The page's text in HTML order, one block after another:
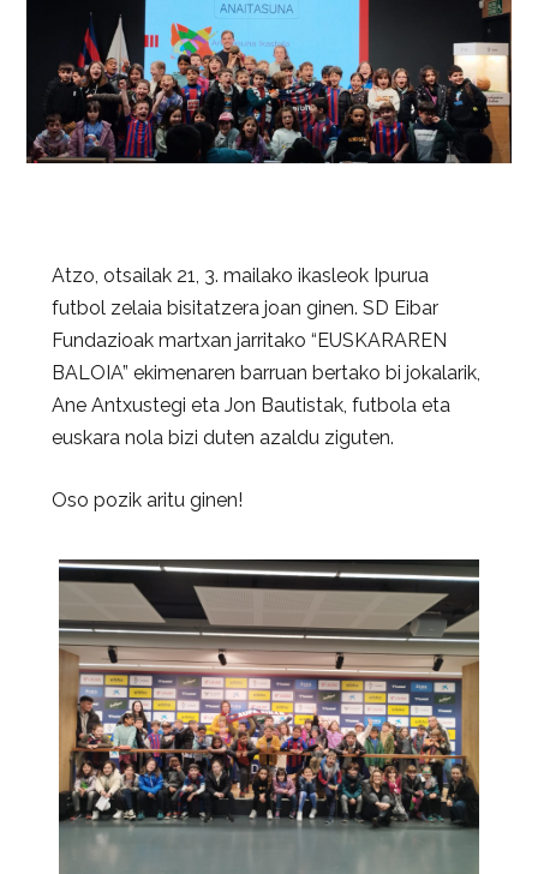
Atzo, otsailak 21, 3. mailako ikasleok Ipurua
futbol zelaia bisitatzera joan ginen. SD Eibar
Fundazioak martxan jarritako “EUSKARAREN
BALOIA” ekimenaren barruan bertako bi jokalarik,
Ane Antxustegi eta Jon Bautistak, futbola eta
euskara nola bizi duten azaldu ziguten.
Oso pozik aritu ginen!